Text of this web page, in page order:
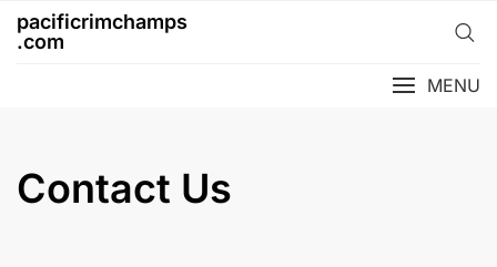
pacificrimchamps
.com
MENU
Contact Us